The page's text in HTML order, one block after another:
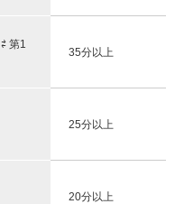
⇄ 第1
35分以上
25分以上
20分以上